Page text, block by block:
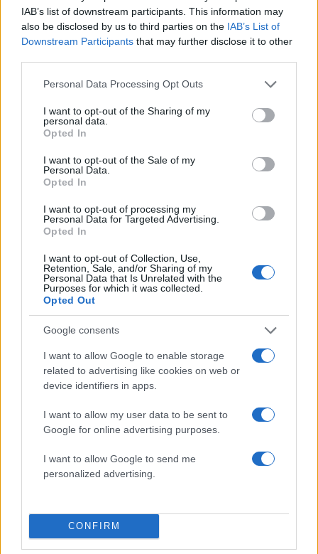
IAB’s list of downstream participants. This information may
also be disclosed by us to third parties on the IAB’s List of
Downstream Participants that may further disclose it to other
Please note that this website/app uses one or more Google
not limited to your visit or usage behaviour. You may click to
grant or deny consent to Google and its third-party tags to
use your data for below specified purposes in below Google
consent section.
Personal Data Processing Opt Outs
I want to opt-out of the Sharing of my
personal data.
Opted In
I want to opt-out of the Sale of my
Personal Data.
Opted In
I want to opt-out of processing my
Personal Data for Targeted Advertising.
Opted In
I want to opt-out of Collection, Use,
Retention, Sale, and/or Sharing of my
Personal Data that Is Unrelated with the
Purposes for which it was collected.
Opted Out
Google consents
I want to allow Google to enable storage
related to advertising like cookies on web or
device identifiers in apps.
I want to allow my user data to be sent to
Google for online advertising purposes.
I want to allow Google to send me
personalized advertising.
CONFIRM
00:15 07.09.25
Μονή Σινά: Το Πατριαρχείο Ιεροσολύμων
αμφισβητεί την επιστολή αποχώρησης
Ρωμιοσύνη»
10:04 06.09.25
Επέστρεψε στην Αθήνα ο Αρχιεπίσκοπος της
Μονής Σινά Δαμιανός